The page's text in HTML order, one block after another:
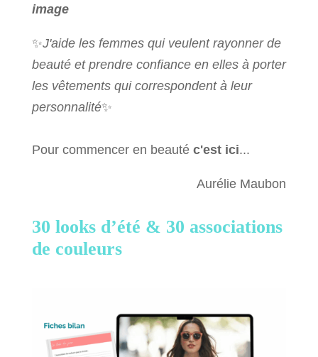
image
✨J'aide les femmes qui veulent rayonner de
beauté et prendre confiance en elles à porter
les vêtements qui correspondent à leur
personnalité✨
Pour commencer en beauté c'est ici...
Aurélie Maubon
30 looks d’été & 30 associations
de couleurs